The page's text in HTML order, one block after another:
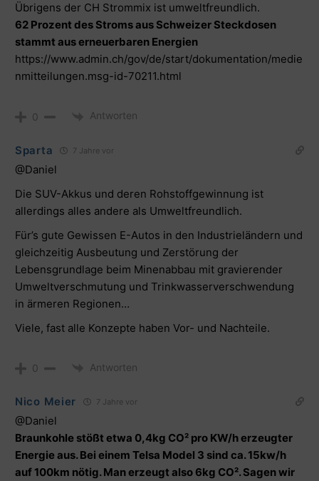
Übrigens der CH Strommix ist umweltfreundlich.
62 Prozent des Stroms aus Schweizer Steckdosen
stammt aus erneuerbaren Energien
https://www.admin.ch/gov/de/start/dokumentation/medie
nmitteilungen.msg-id-70211.html
0 Antworten
Sparta 7 Jahre vor
@Daniel
Die SUV-Akkus und deren Rohstoffgewinnung ist
allerdings alles andere als Umweltfreundlich.
Für’s gute Gewissen E-Autos in den Industrieländern und
gleichzeitig Ausbeutung und Zerstörung der
Lebensgrundlage beim Minenabbau mit gravierender
Umweltverschmutung und Trinkwasserverschwendung
in ärmeren Regionen…
Viele, fast alle Konzepte haben Vor- und Nachteile.
0 Antworten
Nico Meier 7 Jahre vor
@Daniel
Braunkohle stößt etwa 0,4kg CO² pro KW/h erzeugter
Energie aus. Bei einem Telsa Model 3 sind ca. 15kw/h
auf 100km nötig. Man erzeugt also 6kg CO². Sagen wir